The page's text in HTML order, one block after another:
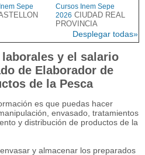
Sepe
Cursos Inem Sepe
2026 CIUDAD REAL
PROVINCIA
Desplegar todas»
y el salario
de Elaborador de
de la Pesca
es que puedas hacer
envasado, tratamientos
y distribución de productos de la
y almacenar los preparados